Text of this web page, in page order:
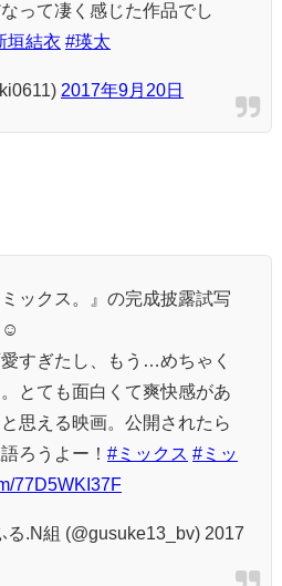
って凄く感じた作品でし
垣結衣 #瑛太
2017年9月20日
ックス。』の完成披露試写
☺︎
すぎたし、もう…めちゃく
とても面白くて爽快感があ
思える映画。公開されたら
ろうよー！ #ミックス #ミッ
77D5WKI37F
.N組 (@gusuke13_bv) 2017